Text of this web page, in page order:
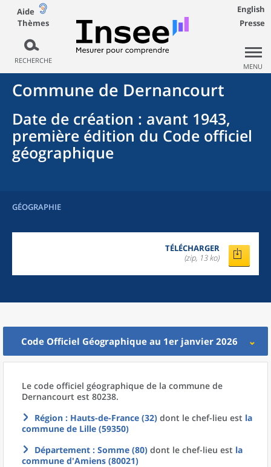
Aide
Thèmes
RECHERCHE
English
Presse
MENU
Commune de Dernancourt
Date de création : avant 1943,
première édition du Code officiel
géographique
GÉOGRAPHIE
TÉLÉCHARGER
(zip, 13 ko)
Code Officiel Géographique au 1er janvier 2026
Le code officiel géographique de la commune de
Dernancourt est 80238.
Région : Hauts-de-France (32) dont le chef-lieu est la
commune de Lille (59350)
Département : Somme (80) dont le chef-lieu est la
commune d'Amiens (80021)